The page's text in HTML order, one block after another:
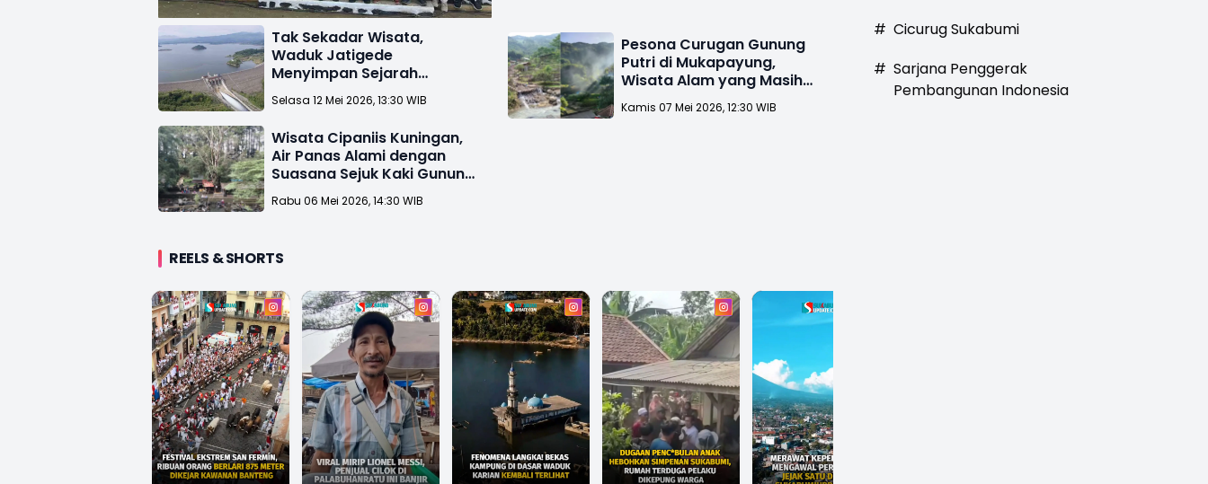
Tak Sekadar Wisata,
Waduk Jatigede
Menyimpan Sejarah
Kampung yang Tenggelam
Selasa 12 Mei 2026, 13:30 WIB
Pesona Curugan Gunung
Putri di Mukapayung,
Wisata Alam yang Masih
Asri
Kamis 07 Mei 2026, 12:30 WIB
Wisata Cipaniis Kuningan,
Air Panas Alami dengan
Suasana Sejuk Kaki Gunung
Ciremai
Rabu 06 Mei 2026, 14:30 WIB
REELS & SHORTS
# Cicurug Sukabumi
# Sarjana Penggerak
Pembangunan Indonesia